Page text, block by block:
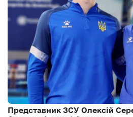
Представник ЗСУ Олексій